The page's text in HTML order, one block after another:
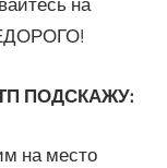
ПОДСКАЖУ:
на место